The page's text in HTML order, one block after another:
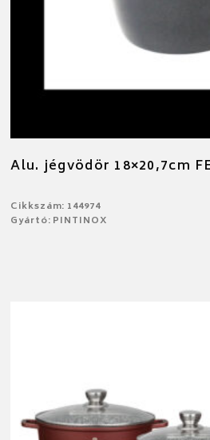
Alu. jégvödör 18×20,7cm
Cikkszám: 144974
Gyártó: PINTINOX